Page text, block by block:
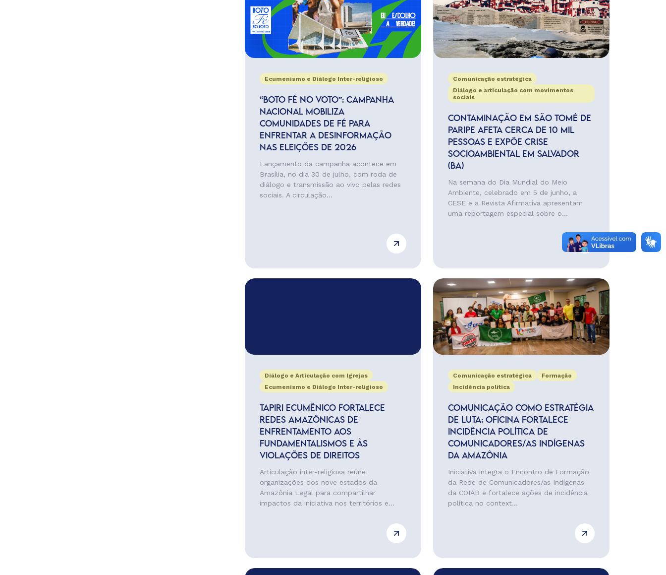
Ecumenismo e Diálogo Inter-religioso
“BOTO FÉ NO VOTO”: CAMPANHA
NACIONAL MOBILIZA
COMUNIDADES DE FÉ PARA
ENFRENTAR A DESINFORMAÇÃO
NAS ELEIÇÕES DE 2026
Lançamento da campanha acontece em
Brasília, no dia 30 de julho, com roda de
diálogo e transmissão ao vivo pelas redes
sociais. A circulação...
Comunicação estratégica
Diálogo e articulação com movimentos
sociais
CONTAMINAÇÃO EM SÃO TOMÉ DE
PARIPE AFETA CERCA DE 10 MIL
PESSOAS E EXPÕE CRISE
SOCIOAMBIENTAL EM SALVADOR
(BA)
Na semana do Dia Mundial do Meio
Ambiente, celebrado em 5 de junho, a
CESE e a Revista Afirmativa apresentam
uma reportagem especial sobre o...
Diálogo e Articulação com Igrejas
Ecumenismo e Diálogo Inter-religioso
TAPIRI ECUMÊNICO FORTALECE
REDES AMAZÔNICAS DE
ENFRENTAMENTO AOS
FUNDAMENTALISMOS E ÀS
VIOLAÇÕES DE DIREITOS
Articulação inter-religiosa reúne
organizações dos nove estados da
Amazônia Legal para compartilhar
impactos da iniciativa nos territórios e...
Comunicação estratégica
Formação
Incidência política
COMUNICAÇÃO COMO ESTRATÉGIA
DE LUTA: OFICINA FORTALECE
INCIDÊNCIA POLÍTICA DE
COMUNICADORES/AS INDÍGENAS
DA AMAZÔNIA
Iniciativa integra o Encontro de Formação
da Rede de Comunicadores/as Indígenas
da COIAB e fortalece ações de incidência
política no context...